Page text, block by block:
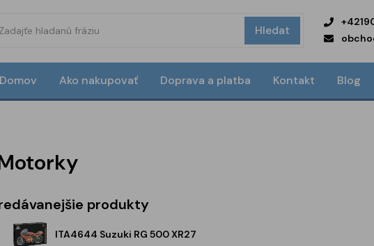
Hledat
Domov Ako nakupovať Doprava a platba Kontakt Blog
produkty
ITA4644 Suzuki RG 500 XR27